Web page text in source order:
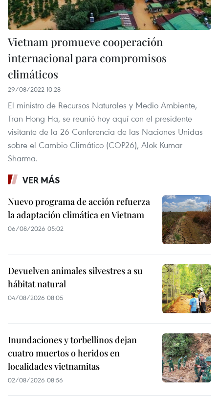
Vietnam promueve cooperación
internacional para compromisos
climáticos
29/08/2022 10:28
El ministro de Recursos Naturales y Medio Ambiente,
Tran Hong Ha, se reunió hoy aquí con el presidente
visitante de la 26 Conferencia de las Naciones Unidas
sobre el Cambio Climático (COP26), Alok Kumar
Sharma.
VER MÁS
Nuevo programa de acción refuerza
la adaptación climática en Vietnam
06/08/2026 05:02
Devuelven animales silvestres a su
hábitat natural
04/08/2026 08:05
Inundaciones y torbellinos dejan
cuatro muertos o heridos en
localidades vietnamitas
02/08/2026 08:56